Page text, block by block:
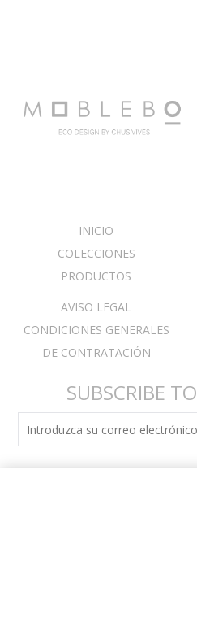
INICIO
COLECCIONES
PRODUCTOS
AVISO LEGAL
CONDICIONES GENERALES
DE CONTRATACIÓN
SUBSCRIBE TO